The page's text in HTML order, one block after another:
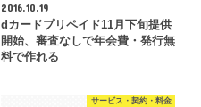
2016.10.19
dカードプリペイド11月下旬提供
開始、審査なしで年会費・発行無
料で作れる
サービス・契約・料金